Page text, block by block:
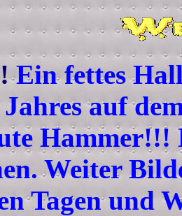
Ein fettes
Jahres auf
Hammer!!!
Weiter
Tagen und